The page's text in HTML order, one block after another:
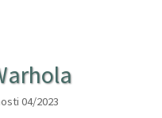
04/2023